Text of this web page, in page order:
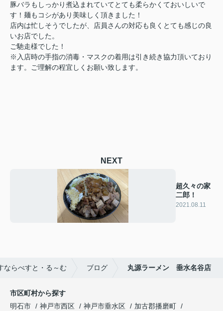
豚バラもしっかり煮込まれていてとても柔らかくておいしいで
す！麺もコシがあり美味しく頂きました！
店内は忙しそうでしたが、店員さんの対応も良くとても感じの良
いお店でした。
ご馳走様でした！
※入店時の手指の消毒・マスクの着用は引き続き協力頂いており
ます。ご理解の程宜しくお願い致します。
NEXT
超久々の家
二郎！
2021.08.11
ならべすと・る～む ブログ 丸源ラーメン 垂水名谷店
市区町村から探す
明石市
神戸市西区 神戸市垂水区
加古郡播磨町